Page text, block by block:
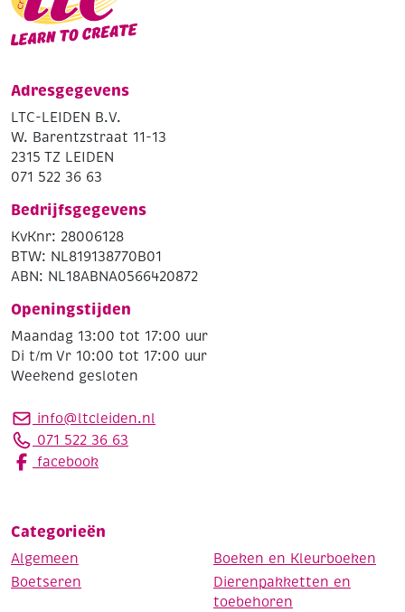
Adresgegevens
LTC-LEIDEN B.V.
W. Barentzstraat 11-13
2315 TZ LEIDEN
071 522 36 63
Bedrijfsgegevens
KvKnr: 28006128
BTW: NL819138770B01
ABN: NL18ABNA0566420872
Openingstijden
Maandag 13:00 tot 17:00 uur
Di t/m Vr 10:00 tot 17:00 uur
Weekend gesloten
info@ltcleiden.nl
071 522 36 63
facebook
Categorieën
Algemeen
Boeken en Kleurboeken
Boetseren
Dierenpakketten en
toebehoren